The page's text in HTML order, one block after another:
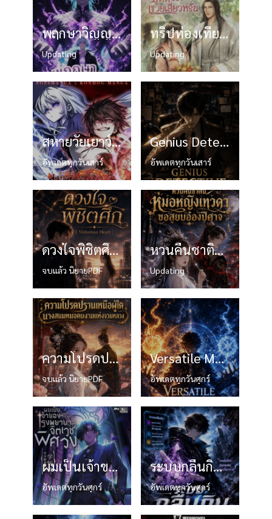
พฤกษาวิญญาณกับสงครามมนุษย์พิฆาตเทพมังกร
Updating
ทริปท่องเที่ยวอดีตของเซวียเสี่ยวหรั่น
Updating
สหายวัยเยาว์ของจอมยุทธ์อันดับหนึ่งในใต้หล้า
อัพเดตทุกวันเสาร์
Genius Detective อัจฉริยะนักสืบไขคดีปริศนา
อัพเดตทุกวันเสาร์
ดวงใจพิชิตศึก | Victorious Heart
จบแล้ว นิยายPDF
หวนคืนชาตินี้ หมอหญิงเทวดาขอสยบอ๋องปีศาจ
Updating
ความโปรดปรานเหนือผู้ใด นางสนมหมอคนงามแห่งจวนหลวง
จบแล้ว นิยายPDF
Versatile Mage – (จอมเวทอเนกประสงค์)
อัพเดตทุกวันศุกร์
ผมเป็นเจ้าของโรงพยาบาลจิตเวชพิศวง
อัพเดตทุกวันศุกร์
ระบบกลืนกินพรสวรรค์
อัพเดตทุกวันศุกร์